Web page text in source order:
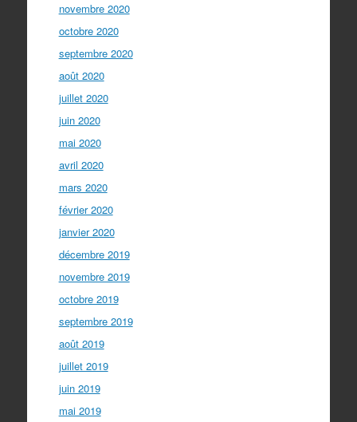
novembre 2020
octobre 2020
septembre 2020
août 2020
juillet 2020
juin 2020
mai 2020
avril 2020
mars 2020
février 2020
janvier 2020
décembre 2019
novembre 2019
octobre 2019
septembre 2019
août 2019
juillet 2019
juin 2019
mai 2019